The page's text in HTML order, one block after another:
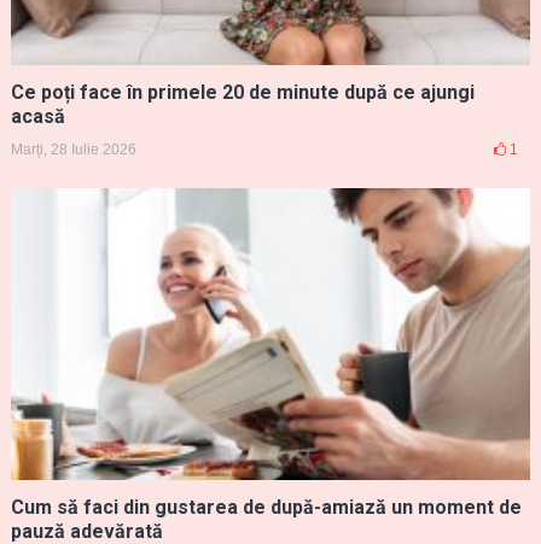
Ce poți face în primele 20 de minute după ce ajungi
acasă
Marți, 28 Iulie 2026 1
Cum să faci din gustarea de după-amiază un moment de
pauză adevărată